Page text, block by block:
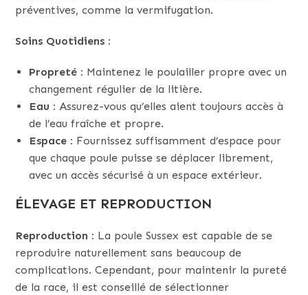
préventives, comme la vermifugation.
Soins Quotidiens :
Propreté : Maintenez le poulailler propre avec un
changement régulier de la litière.
Eau : Assurez-vous qu’elles aient toujours accès à
de l’eau fraîche et propre.
Espace : Fournissez suffisamment d’espace pour
que chaque poule puisse se déplacer librement,
avec un accès sécurisé à un espace extérieur.
ÉLEVAGE ET REPRODUCTION
Reproduction : La poule Sussex est capable de se
reproduire naturellement sans beaucoup de
complications. Cependant, pour maintenir la pureté
de la race, il est conseillé de sélectionner